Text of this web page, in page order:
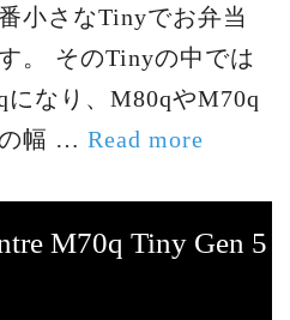
小さなTinyでお弁当
。 そのTinyの中では
なり、M80qやM70q
幅 … Read more
M70q Tiny Gen 5